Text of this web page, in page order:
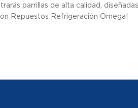
parrillas de alta calidad,
Repuestos Refrigeración Omega!